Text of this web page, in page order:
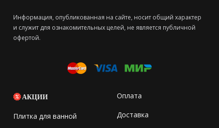
Информация, опубликованная на сайте, носит общий характер
и служит для ознакомительных целей, не является публичной
офертой.
АКЦИИ
Плитка для ванной
Оплата
Доставка